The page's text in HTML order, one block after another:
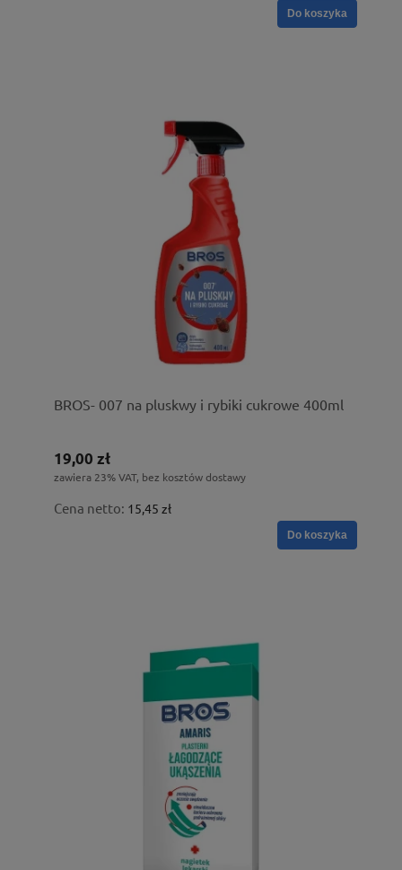
Do koszyka
BROS- 007 na pluskwy i rybiki cukrowe 400ml
19,00 zł
zawiera 23% VAT, bez kosztów dostawy
Cena netto: 15,45 zł
Do koszyka